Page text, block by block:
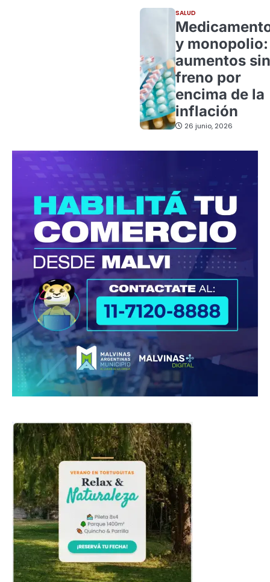
SALUD
y monopolio:
aumentos sin
freno por
encima de la
inflación
26 junio, 2026